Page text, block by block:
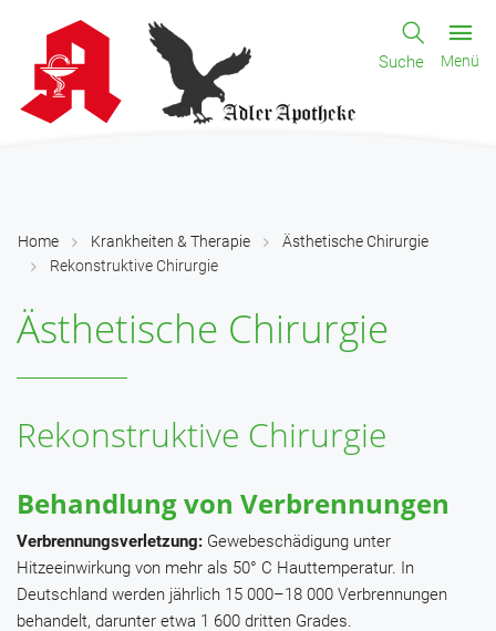
Suche Menü
Home Krankheiten & Therapie
Ästhetische Chirurgie
Rekonstruktive Chirurgie
Ästhetische Chirurgie
Rekonstruktive Chirurgie
Behandlung von Verbrennungen
Verbrennungsverletzung: Gewebeschädigung unter
Hitzeeinwirkung von mehr als 50° C Hauttemperatur. In
Deutschland werden jährlich 15 000–18 000 Verbrennungen
behandelt, darunter etwa 1 600 dritten Grades.